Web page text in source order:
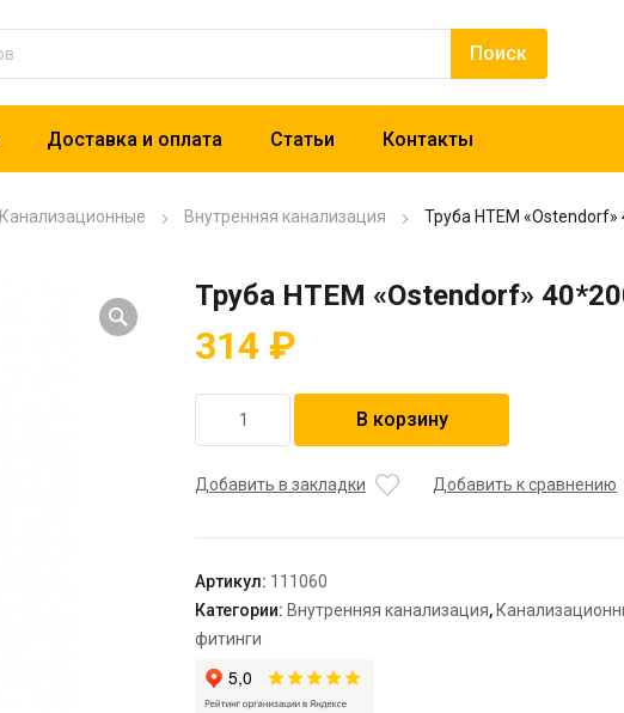
Доставка и оплата Статьи Контакты
Канализационные Внутренняя канализация Труба НТЕМ «Ostendorf»
Труба НТЕМ «Ostendorf»
314 ₽
товара
НТЕМ
В корзину
Добавить в закладки Добавить к сравнению
Артикул: 111060
Категории: Внутренняя канализация,
фитинги